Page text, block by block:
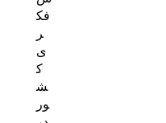
فک
ر
ی
ک
ش
ور